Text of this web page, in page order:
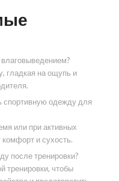
гладкая на ощупь и
одежду для
или при активных
комфорт и сухость.
после тренировки?
тренировки, чтобы